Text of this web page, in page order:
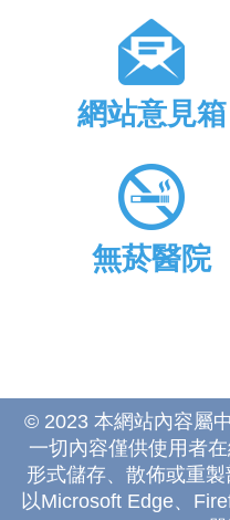
網站意見箱
無菸醫院
© 2023 本網站內容屬
一切內容僅供使用者
形式儲存、散佈或重
以Microsoft Edge、